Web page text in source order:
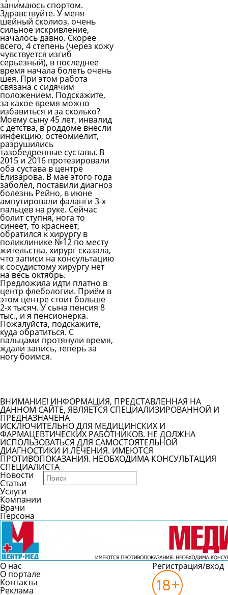
занимаюсь спортом.
Здравствуйте. У меня
шейный сколиоз, очень
сильное искривление,
началось давно. Скорее
всего, 4 степень (через кожу
чувствуется изгиб
серьезный), в последнее
время начала болеть очень
шея. При этом работа
связана с сидячим
положением. Подскажите,
за какое время можно
избавиться и за сколько?
Моему сыну 45 лет, инвалид
с детства, в роддоме внесли
инфекцию, остеомиелит,
разрушились
тазобедренные суставы. В
2015 и 2016 протезировали
оба сустава в центре
Елизарова. В мае этого года
заболел, поставили диагноз
болезнь Рейно, в июне
ампутировали фаланги 3-х
пальцев на руке. Сейчас
болит ступня, нога то
синеет, то краснеет,
обратился к хирургу в
поликлинике №12 по месту
жительства, хирург сказала,
что записи на консультацию
к сосудистому хирургу нет
на весь октябрь.
Предложила идти платно в
центр флебологии. Приём в
этом центре стоит больше
2-х тысяч. У сына пенсия 8
тыс., и я пенсионерка.
Пожалуйста, подскажите,
куда обратиться. С
пальцами протянули время,
ждали запись, теперь за
ногу боимся.
ВНИМАНИЕ! ИНФОРМАЦИЯ, ПРЕДСТАВЛЕННАЯ НА
ДАННОМ САЙТЕ, ЯВЛЯЕТСЯ СПЕЦИАЛИЗИРОВАННОЙ И
ПРЕДНАЗНАЧЕНА
ИСКЛЮЧИТЕЛЬНО ДЛЯ МЕДИЦИНСКИХ И
ФАРМАЦЕВТИЧЕСКИХ РАБОТНИКОВ. НЕ ДОЛЖНА
ИСПОЛЬЗОВАТЬСЯ ДЛЯ САМОСТОЯТЕЛЬНОЙ
ДИАГНОСТИКИ И ЛЕЧЕНИЯ. ИМЕЮТСЯ
ПРОТИВОПОКАЗАНИЯ. НЕОБХОДИМА КОНСУЛЬТАЦИЯ
СПЕЦИАЛИСТА
Новости
Статьи
Услуги
Компании
Врачи
Персона
О нас
О портале
Контакты
Реклама
Регистрация/вход